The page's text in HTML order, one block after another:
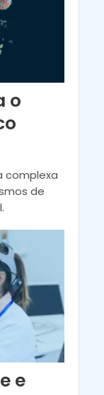
o
complexa
de
e